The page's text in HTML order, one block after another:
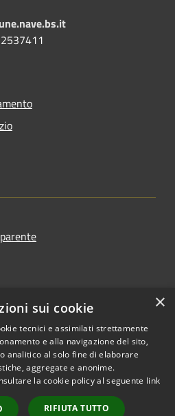
Copyright © 2026 • Comune di
Nave • Powered by
Municipium•
Accesso
×
sui cookie
tecnici e assimilati strettamente
e alla navigazione del sito,
analitico al solo fine di elaborare
aggregate e anonime.
la cookie policy al seguente link
RIFIUTA TUTTO